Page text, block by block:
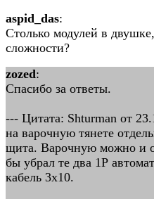
aspid_das:
Столько модулей в
сложности?
zozed:
Спасибо за ответы.
--- Цитата: Shturman от
на варочную тянете
щита. Варочную можно и
бы убрал те два 1Р
кабель 3х10.